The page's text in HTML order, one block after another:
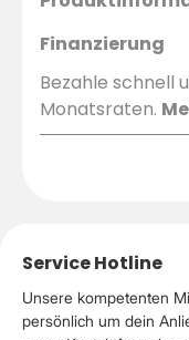
Finanzierung
Bezahle schnell
Monatsraten.
Service Hotline
Unsere kompetenten
persönlich um dein